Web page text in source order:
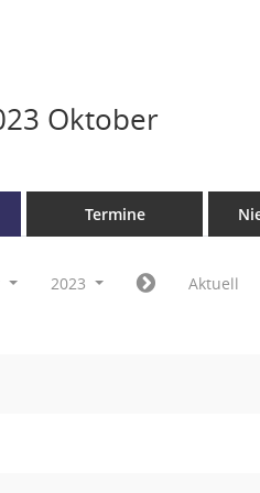
Oktober
Termine
2023 Aktuell